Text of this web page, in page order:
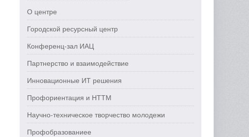
О центре
Городской ресурсный центр
Конференц-зал ИАЦ
Партнерство и взаимодействие
Инновационные ИТ решения
Профориентация и НТТМ
Научно-техническое творчество молодежи
Профобразованиее